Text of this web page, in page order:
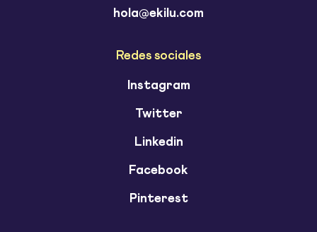
hola@ekilu.com
Redes sociales
Instagram
Twitter
Linkedin
Facebook
Pinterest